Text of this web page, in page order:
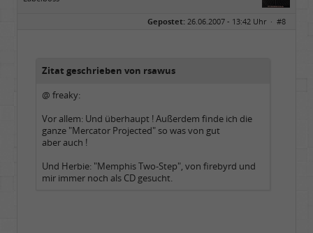
Hausgeburt (Ausgeburt?)
Gepostet: 26.06.2007 - 13:42 Uhr · #8
Zitat geschrieben von rsawus
@ freaky:
Vor allem: Und überhaupt ! Außerdem finde ich die
ganze "Mercator Projected" so was von gut
aber auch !
Und Herbie: "Memphis Two-Step", von firebyrd und
mir immer noch als CD gesucht.